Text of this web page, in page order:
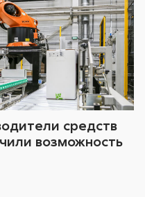
средств
возможность